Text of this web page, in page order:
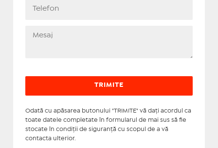
Odată cu apăsarea butonului "TRIMITE" vă daţi acordul ca
toate datele completate în formularul de mai sus să fie
stocate în condiţii de siguranţă cu scopul de a vă
contacta ulterior.